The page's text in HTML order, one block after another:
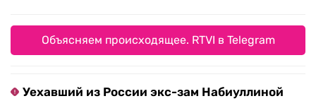
Объясняем происходящее. RTVI в Telegram
Уехавший из России экс-зам Набиуллиной